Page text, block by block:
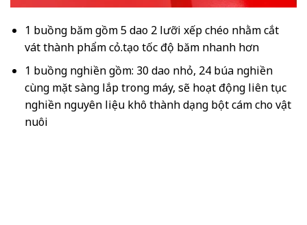
1 buồng băm gồm 5 dao 2 lưỡi xếp chéo nhằm cắt
vát thành phẩm cỏ.tạo tốc độ băm nhanh hơn
1 buồng nghiền gồm: 30 dao nhỏ, 24 búa nghiền
cùng mặt sàng lắp trong máy, sẽ hoạt động liên tục
nghiền nguyên liệu khô thành dạng bột cám cho vật
nuôi